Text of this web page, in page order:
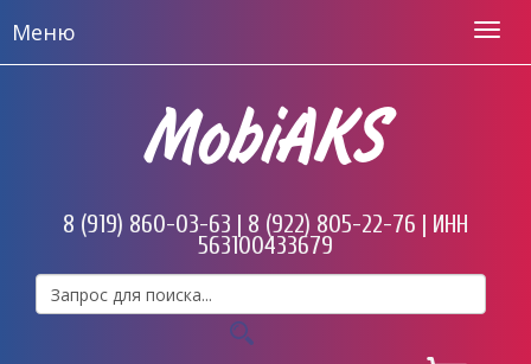
Меню
MobiAKS
8 (919) 860-03-63 | 8 (922) 805-22-76 | ИНН
563100433679